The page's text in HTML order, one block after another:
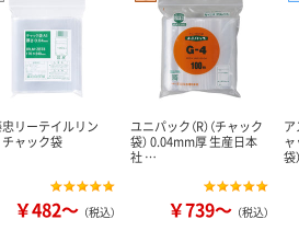
リーテイルリン
ャック袋
￥482～ （税込）
ユニパック（R）（チャック
袋） 0.04mm厚 生産日本
社 …
￥739～ （税込）
ャ